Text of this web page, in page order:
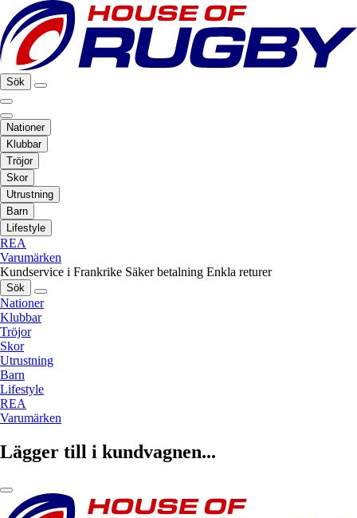
Sök
Nationer
Klubbar
Tröjor
Skor
Utrustning
Barn
Lifestyle
REA
Varumärken
Kundservice i Frankrike Säker betalning Enkla returer
Sök
Nationer
Klubbar
Tröjor
Skor
Utrustning
Barn
Lifestyle
REA
Varumärken
Lägger till i kundvagnen...